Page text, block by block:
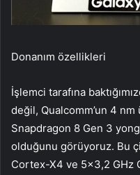
Donanım özellikleri
İşlemci tarafına
değil, Qualcomm’un 4
Snapdragon 8 Gen 3
olduğunu görüyoruz. Bu
Cortex-X4 ve 5×3,2 GHz